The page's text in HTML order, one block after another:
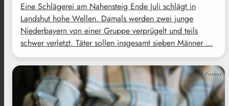
Eine Schlägerei am Nahensteig Ende Juli schlägt in
Landshut hohe Wellen. Damals werden zwei junge
Niederbayern von einer Gruppe verprügelt und teils
schwer verletzt. Täter sollen insgesamt sieben Männer …
Pixabay